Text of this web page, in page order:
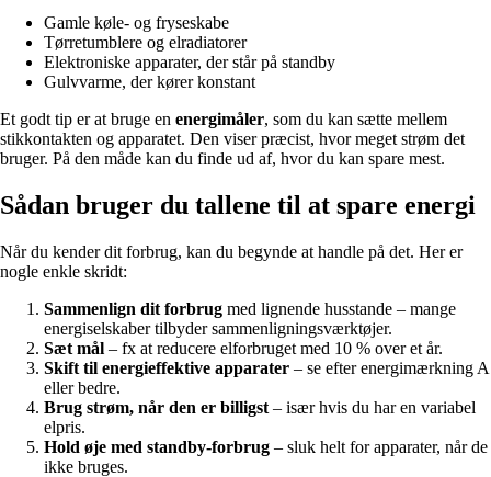
Gamle køle- og fryseskabe
Tørretumblere og elradiatorer
Elektroniske apparater, der står på standby
Gulvvarme, der kører konstant
Et godt tip er at bruge en energimåler, som du kan sætte mellem
stikkontakten og apparatet. Den viser præcist, hvor meget strøm det
bruger. På den måde kan du finde ud af, hvor du kan spare mest.
Sådan bruger du tallene til at spare energi
Når du kender dit forbrug, kan du begynde at handle på det. Her er
nogle enkle skridt:
Sammenlign dit forbrug med lignende husstande – mange
energiselskaber tilbyder sammenligningsværktøjer.
Sæt mål – fx at reducere elforbruget med 10 % over et år.
Skift til energieffektive apparater – se efter energimærkning A
eller bedre.
Brug strøm, når den er billigst – især hvis du har en variabel
elpris.
Hold øje med standby-forbrug – sluk helt for apparater, når de
ikke bruges.